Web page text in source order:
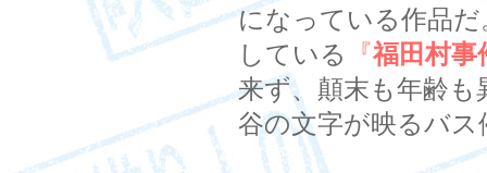
になっている作品
している
『福田村事
来ず、顛末も年齢
谷の文字が映るバ